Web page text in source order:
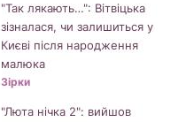
"Так лякають…": Вітвіцька
зізналася, чи залишиться у
Києві після народження
малюка
Зірки
"Люта нічка 2": вийшов